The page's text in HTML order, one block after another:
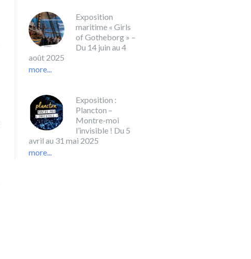
Exposition
maritime « Girls
of Gotheborg » –
Du 14 juin au 4
août 2025
more...
Exposition :
Plancton –
Montre-moi
l’invisible ! Du 5
avril au 31 mai 2025
more...